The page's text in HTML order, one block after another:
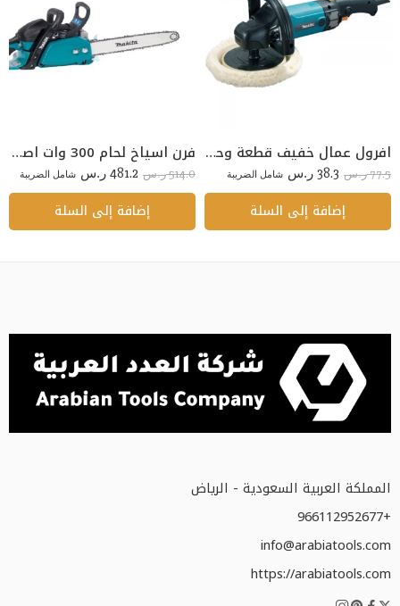
افرول عمال خفيف قطعة وحدة برتقالي مقاس L
77.5 ر.س 38.3 ر.س شامل الضريبة
إضافة إلى السلة
فرن اسياخ لحام 300 وات اصفر امريكي
514.0 ر.س 481.2 ر.س شامل الضريبة
إضافة إلى السلة
المملكة العربية السعودية - الرياض
+966112952677
info@arabiatools.com
https://arabiatools.com